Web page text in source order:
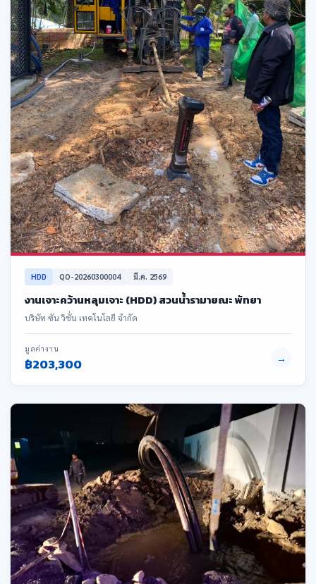
HDD QO-20260300004 มี.ค. 2569
งานเจาะคว้านหลุมเจาะ (HDD) สวนน้ำรามายณะ พัทยา
บริษัท ซัน วิชั่น เทคโนโลยี จำกัด
มูลค่างาน
฿203,300 →